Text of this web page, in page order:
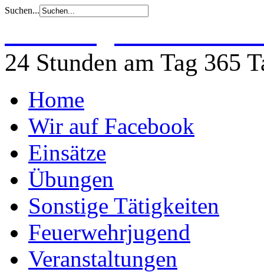
Suchen...
24 Stunden am Tag 365
Home
Wir auf Facebook
Einsätze
Übungen
Sonstige Tätigkeiten
Feuerwehrjugend
Veranstaltungen